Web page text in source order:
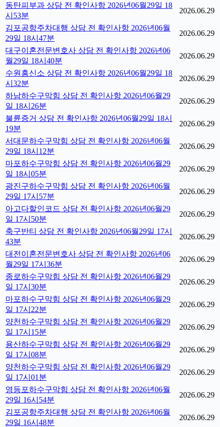
동탄피부과 상담 전 확인사항 2026년06월29일 18
시53분
2026.06.29
김포공항주차대행 상담 전 확인사항 2026년06월
29일 18시47분
2026.06.29
대구이혼전문변호사 상담 전 확인사항 2026년06
월29일 18시40분
2026.06.29
수원흥신소 상담 전 확인사항 2026년06월29일 18
시32분
2026.06.29
하남하수구막힘 상담 전 확인사항 2026년06월29
일 18시26분
2026.06.29
불륜증거 상담 전 확인사항 2026년06월29일 18시
19분
2026.06.29
서대문하수구막힘 상담 전 확인사항 2026년06월
29일 18시12분
2026.06.29
마포하수구막힘 상담 전 확인사항 2026년06월29
일 18시05분
2026.06.29
광진구하수구막힘 상담 전 확인사항 2026년06월
29일 17시57분
2026.06.29
아고다할인코드 상담 전 확인사항 2026년06월29
일 17시50분
2026.06.29
축구반티 상담 전 확인사항 2026년06월29일 17시
43분
2026.06.29
대전이혼전문변호사 상담 전 확인사항 2026년06
월29일 17시36분
2026.06.29
종로하수구막힘 상담 전 확인사항 2026년06월29
일 17시30분
2026.06.29
마포하수구막힘 상담 전 확인사항 2026년06월29
일 17시22분
2026.06.29
양천하수구막힘 상담 전 확인사항 2026년06월29
일 17시15분
2026.06.29
용산하수구막힘 상담 전 확인사항 2026년06월29
일 17시08분
2026.06.29
양천하수구막힘 상담 전 확인사항 2026년06월29
일 17시01분
2026.06.29
영등포하수구막힘 상담 전 확인사항 2026년06월
29일 16시54분
2026.06.29
김포공항주차대행 상담 전 확인사항 2026년06월
29일 16시48분
2026.06.29